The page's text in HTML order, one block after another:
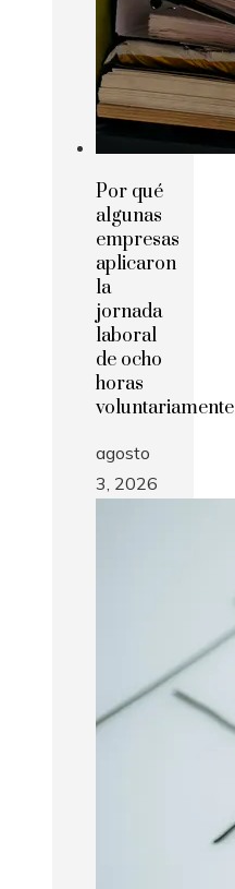
Por qué
algunas
empresas
aplicaron
la
jornada
laboral
de ocho
horas
voluntariamente
agosto
3, 2026